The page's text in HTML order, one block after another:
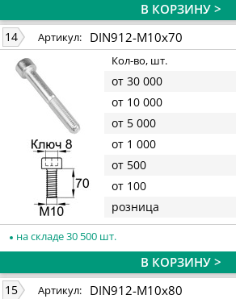
В КОРЗИНУ >
14 Артикул: DIN912-M10x70
Кол-во, шт.
от 30 000
от 10 000
от 5 000
от 1 000
от 500
от 100
розница
на складе 30 500 шт.
В КОРЗИНУ >
15 Артикул: DIN912-M10x80